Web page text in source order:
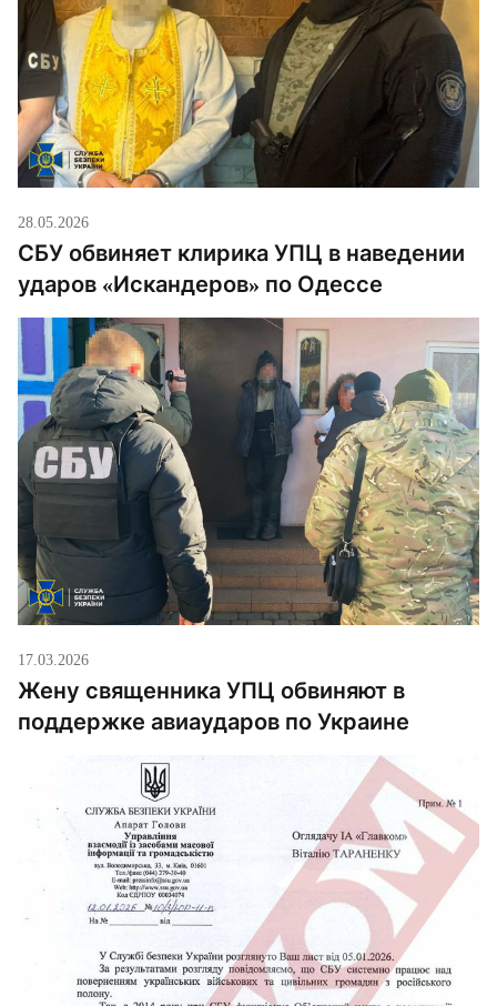
28.05.2026
СБУ обвиняет клирика УПЦ в наведении
ударов «Искандеров» по Одессе
17.03.2026
Жену священника УПЦ обвиняют в
поддержке авиаударов по Украине